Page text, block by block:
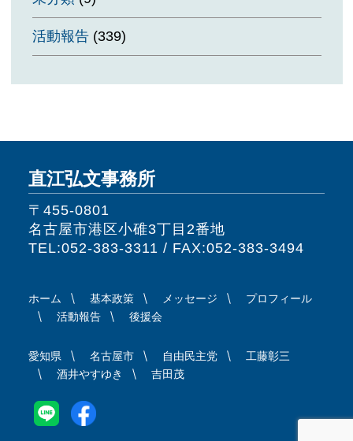
活動報告(339)
直江弘文事務所
〒455-0801
名古屋市港区小碓3丁目2番地
TEL:052-383-3311 / FAX:052-383-3494
ホーム 基本政策 メッセージ
プロフィール
活動報告
後援会
愛知県 名古屋市 自由民主党
工藤彰三
酒井やすゆき
吉田茂